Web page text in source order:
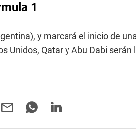
1
y marcará el inicio de
Unidos, Qatar y Abu Dabi serán